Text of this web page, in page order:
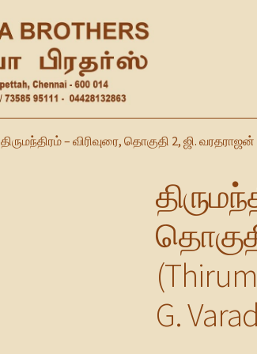
திருமந்திரம் – விரிவுரை, தொகுதி 2, ஜி.
G.